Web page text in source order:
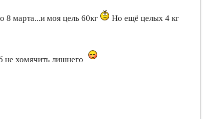
марта...и моя цель 60кг
Но ещё целых 4 кг
не хомячить лишнего